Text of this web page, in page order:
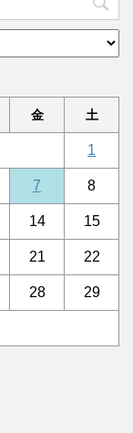
金 土
1
7 8
14 15
21 22
28 29